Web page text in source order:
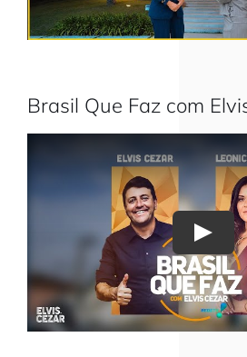
Brasil Que Faz com
Play